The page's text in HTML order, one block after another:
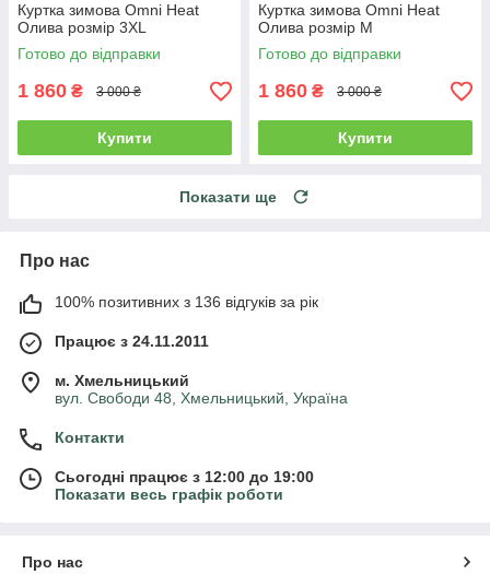
Куртка зимова Omni Heat
Олива розмір 3XL
Готово до відправки
1 860 ₴ 3 000 ₴
Купити
Куртка зимова Omni Heat
Олива розмір M
Готово до відправки
1 860 ₴ 3 000 ₴
Купити
Показати ще
Про нас
100% позитивних з 136 відгуків за рік
Працює з 24.11.2011
м. Хмельницький
вул. Свободи 48, Хмельницький, Україна
Контакти
Сьогодні працює з 12:00 до 19:00
Показати весь графік роботи
Про нас